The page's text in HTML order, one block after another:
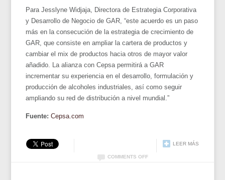
Para Jesslyne Widjaja, Directora de Estrategia Corporativa
y Desarrollo de Negocio de GAR, “este acuerdo es un paso
más en la consecución de la estrategia de crecimiento de
GAR, que consiste en ampliar la cartera de productos y
cambiar el mix de productos hacia otros de mayor valor
añadido. La alianza con Cepsa permitirá a GAR
incrementar su experiencia en el desarrollo, formulación y
producción de alcoholes industriales, así como seguir
ampliando su red de distribución a nivel mundial.”
Fuente: Cepsa.com
LEER MÁS
COMMENTS OFF